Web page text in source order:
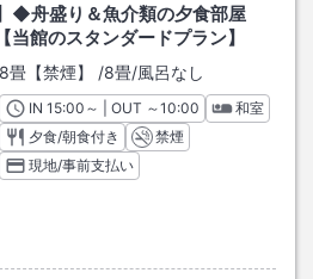
◆舟盛り＆魚介類の夕食部屋
館のスタンダードプラン】
【禁煙】 /8畳/風呂なし
INチェックイン
15:00 ～ | OUT チェックアウト
～10:00
和室
夕食/朝食付き
禁煙
現地/事前支払い